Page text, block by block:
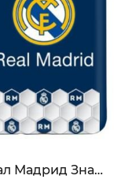
Реал Мадрид Значок